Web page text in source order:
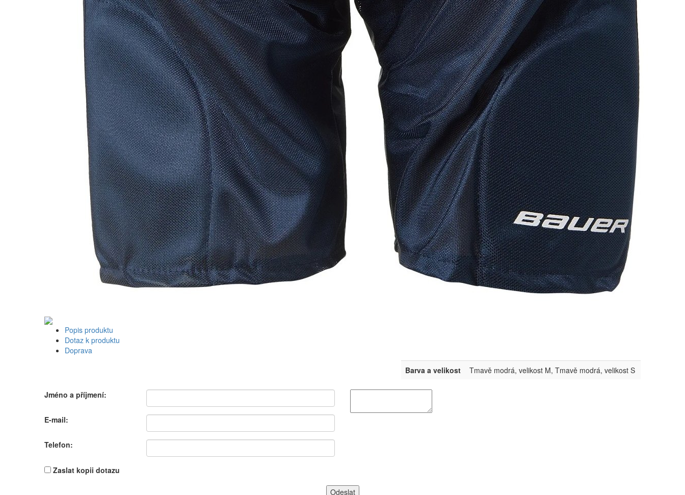
Popis produktu
Dotaz k produktu
Doprava
Barva a velikost
Tmavě modrá, velikost M, Tmavě modrá, velikost S
Jméno a příjmení:
E-mail:
Telefon:
Zaslat kopii dotazu
Kalhoty CCM Jetspeed+ JR červené
4 590 Kč
3 793,39 Kč bez DPH
Do košíku